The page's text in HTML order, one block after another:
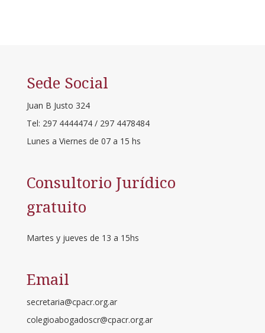
Sede Social
Juan B Justo 324
Tel: 297 4444474 / 297 4478484
Lunes a Viernes de 07 a 15 hs
Consultorio Jurídico
gratuito
Martes y jueves de 13 a 15hs
Email
secretaria@cpacr.org.ar
colegioabogadoscr@cpacr.org.ar